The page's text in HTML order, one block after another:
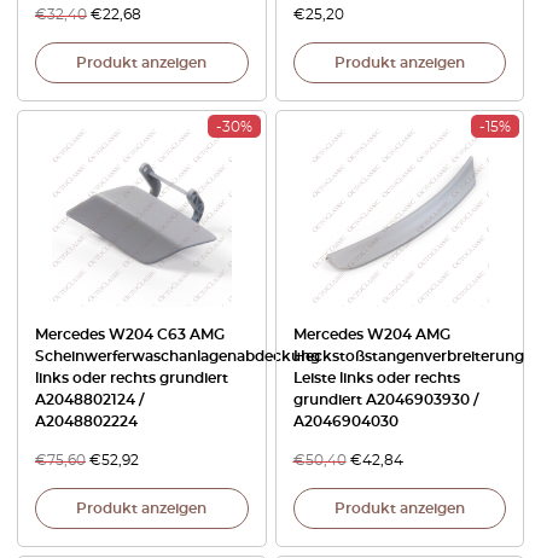
€32,40 €22,68
Produkt anzeigen
€25,20
Produkt anzeigen
-30%
Mercedes W204 C63 AMG
Scheinwerferwaschanlagenabdeckung
links oder rechts grundiert
A2048802124 /
A2048802224
€75,60 €52,92
Produkt anzeigen
-15%
Mercedes W204 AMG
Heckstoßstangenverbreiterung
Leiste links oder rechts
grundiert A2046903930 /
A2046904030
€50,40 €42,84
Produkt anzeigen